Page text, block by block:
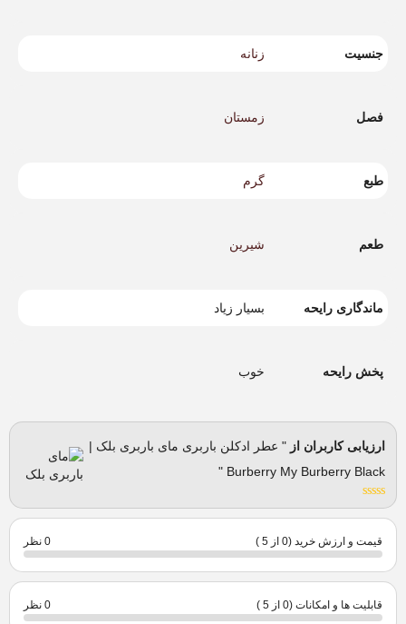
جنسیت زنانه
فصل زمستان
طبع گرم
طعم شیرین
ماندگاری رایحه بسیار زیاد
پخش رایحه خوب
ارزیابی کاربران از " عطر ادکلن باربری مای باربری بلک |
Burberry My Burberry Black "
قیمت و ارزش خرید (0 از 5 ) 0 نظر
قابلیت ها و امکانات (0 از 5 ) 0 نظر